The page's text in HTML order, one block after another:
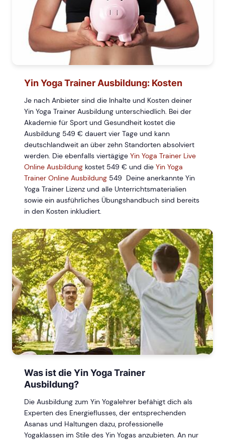
Yin Yoga Trainer Ausbildung: Kosten
Je nach Anbieter sind die Inhalte und Kosten deiner
Yin Yoga Trainer Ausbildung unterschiedlich. Bei der
Akademie für Sport und Gesundheit kostet die
Ausbildung 549 € dauert vier Tage und kann
deutschlandweit an über zehn Standorten absolviert
werden. Die ebenfalls viertägige Yin Yoga Trainer Live
Online Ausbildung kostet 549 € und die Yin Yoga
Trainer Online Ausbildung 549 Deine anerkannte Yin
Yoga Trainer Lizenz und alle Unterrichtsmaterialien
sowie ein ausführliches Übungshandbuch sind bereits
in den Kosten inkludiert.
Was ist die Yin Yoga Trainer
Ausbildung?
Die Ausbildung zum Yin Yogalehrer befähigt dich als
Experten des Energieflusses, der entsprechenden
Asanas und Haltungen dazu, professionelle
Yogaklassen im Stile des Yin Yogas anzubieten. An nur